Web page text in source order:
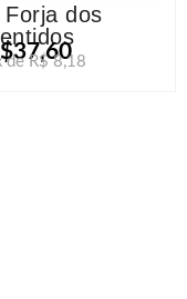
Forja dos
de R$ 8,18